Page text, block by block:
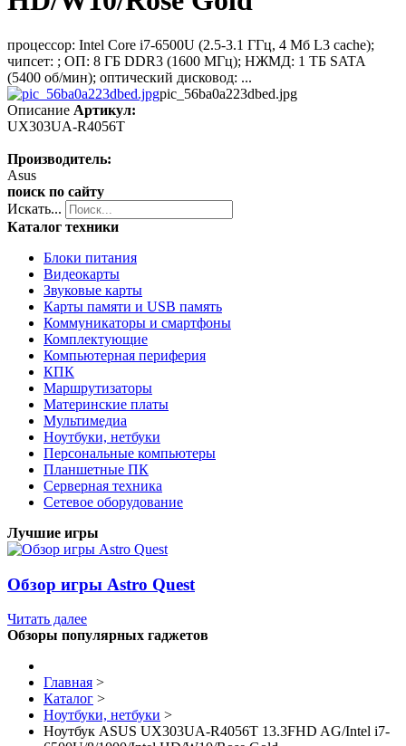
процессор: Intel Core i7-6500U (2.5-3.1 ГГц, 4 Мб L3 cache);
чипсет: ; ОП: 8 ГБ DDR3 (1600 МГц); НЖМД: 1 ТБ SATA
(5400 об/мин); оптический дисковод: ...
pic_56ba0a223dbed.jpg
Описание Артикул:
UX303UA-R4056T
Производитель:
Asus
поиск по сайту
Искать...
Каталог техники
Блоки питания
Видеокарты
Звуковые карты
Карты памяти и USB память
Коммуникаторы и смартфоны
Комплектующие
Компьютерная периферия
КПК
Маршрутизаторы
Материнские платы
Мультимедиа
Ноутбуки, нетбуки
Персональные компьютеры
Планшетные ПК
Серверная техника
Сетевое оборудование
Лучшие игры
Обзор игры Astro Quest
Читать далее
Обзоры популярных гаджетов
Главная >
Каталог >
Ноутбуки, нетбуки >
Ноутбук ASUS UX303UA-R4056T 13.3FHD AG/Intel i7-